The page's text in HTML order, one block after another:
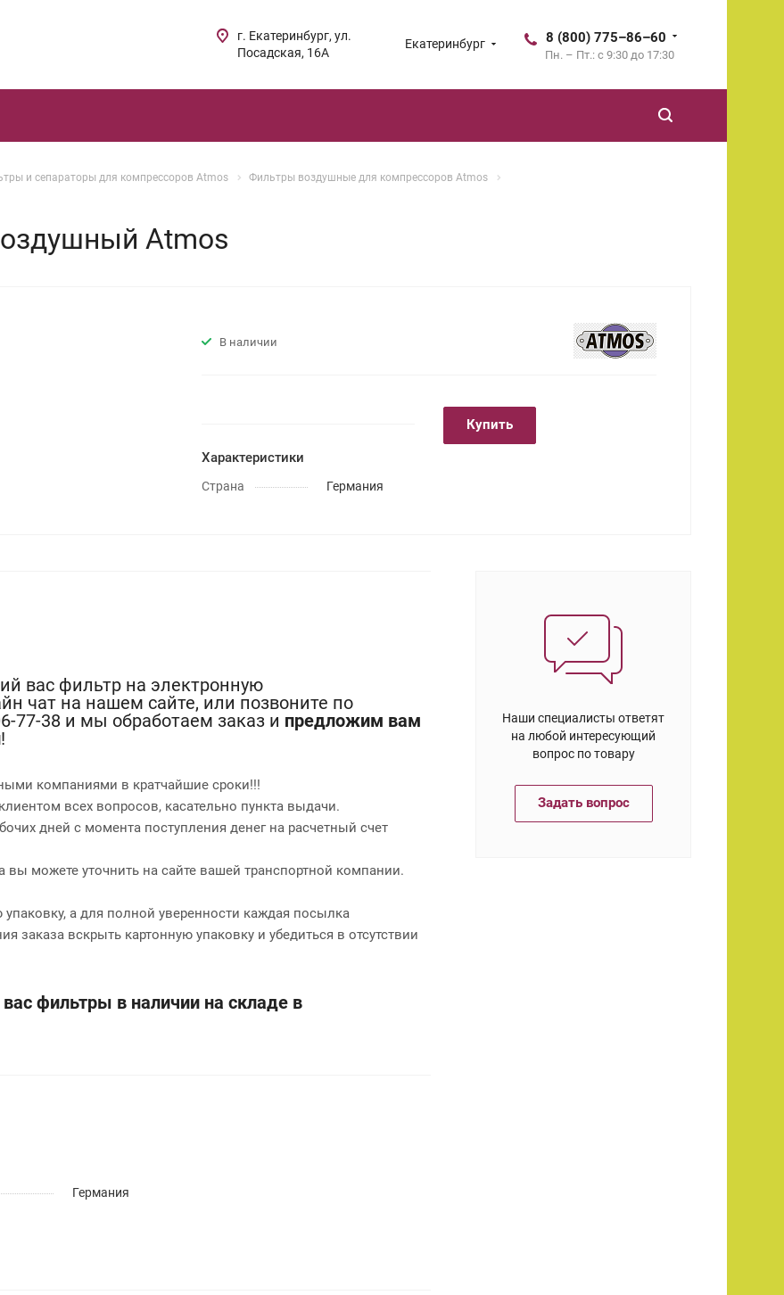
Екатеринбург 8 (800) 775–86–60
Пн. – Пт.: с 9:30 до 17:30
г. Екатеринбург, ул.
Посадская, 16А
и сепараторы для компрессоров Atmos Фильтры воздушные для компрессоров Atmos
Atmos
В наличии
Характеристики
Страна Германия
Купить
вас фильтр на электронную
чат на нашем сайте, или позвоните по
77-38 и мы обработаем заказ и предложим вам
!
компаниями в кратчайшие сроки!!!
всех вопросов, касательно пункта выдачи.
дней с момента поступления денег на расчетный счет
вы можете уточнить на сайте вашей транспортной компании.
а для полной уверенности каждая посылка
заказа вскрыть картонную упаковку и убедиться в отсутствии
фильтры в наличии на складе в
Германия
Наши специалисты ответят
на любой интересующий
вопрос по товару
Задать вопрос